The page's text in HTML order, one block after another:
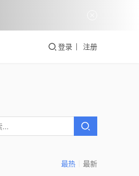
登录 注册
最热 最新